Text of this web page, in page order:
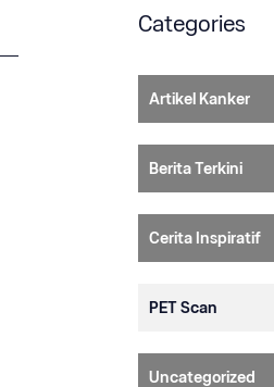
Categories
Artikel Kanker
Berita Terkini
Cerita Inspiratif
PET Scan
Uncategorized